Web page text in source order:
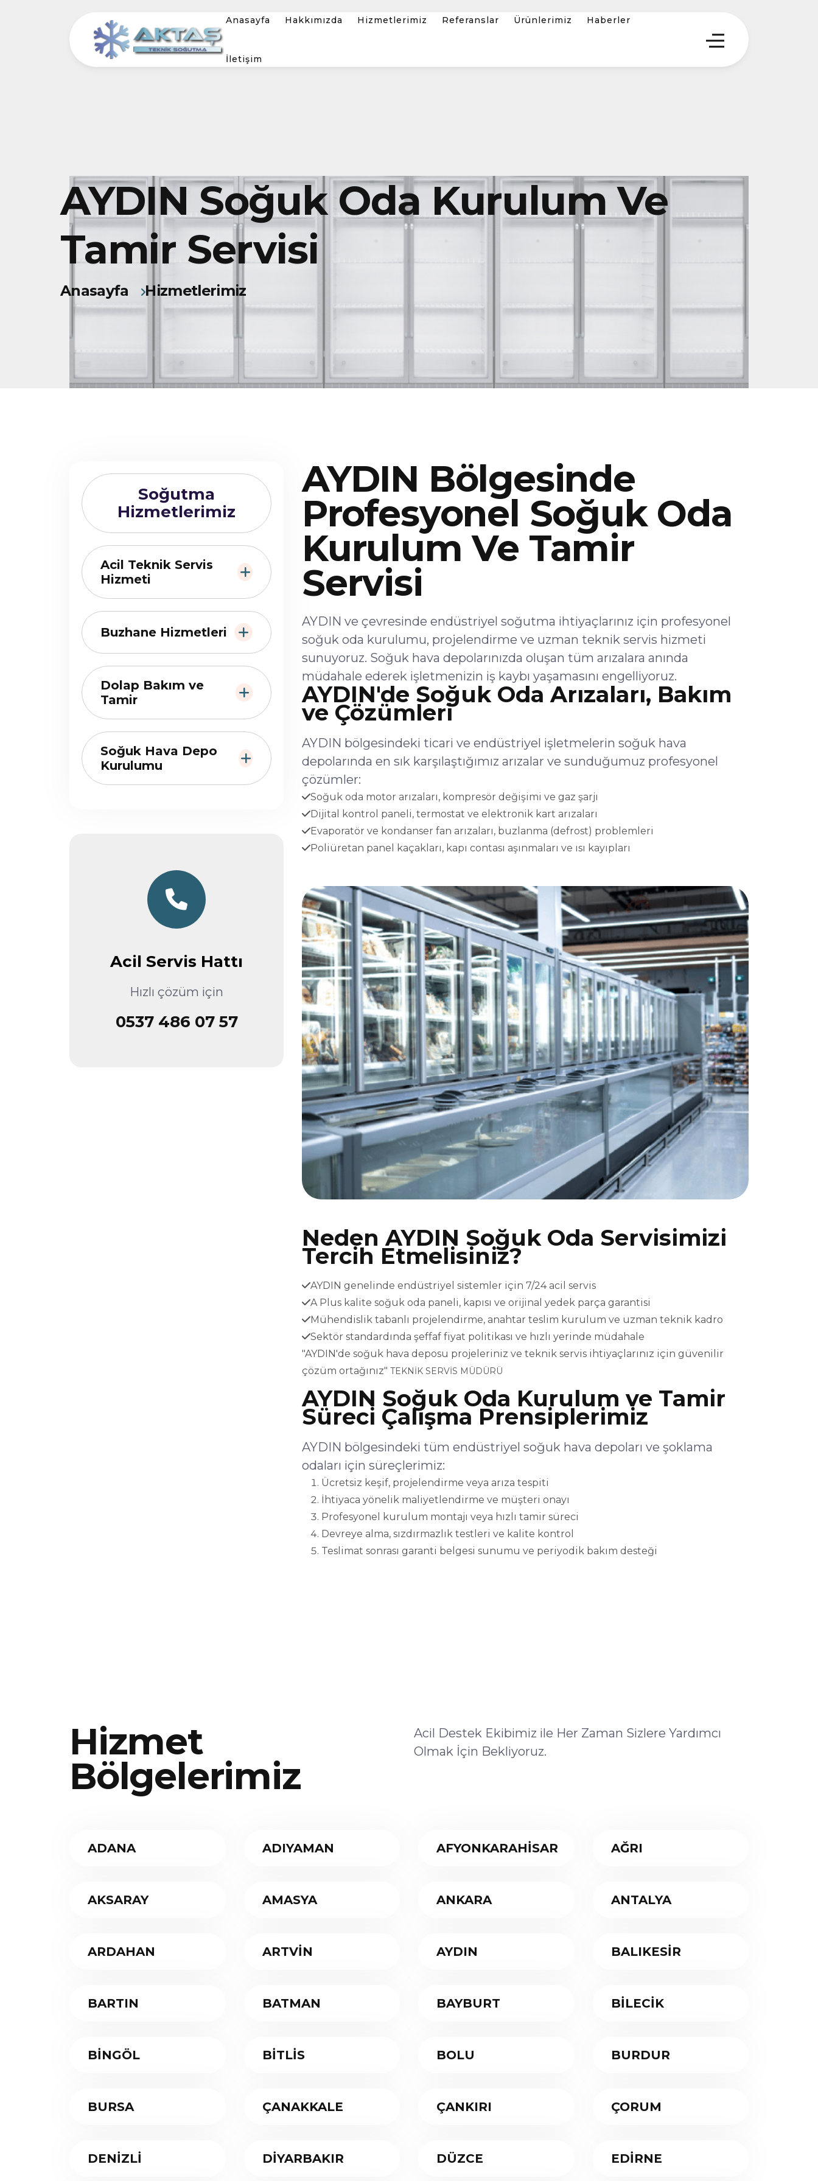
Anasayfa Hakkımızda Hizmetlerimiz Referanslar Ürünlerimiz Haberler
İletişim
AYDIN Soğuk Oda Kurulum Ve
Tamir Servisi
Anasayfa Hizmetlerimiz
Soğutma
Hizmetlerimiz
Acil Teknik Servis
Hizmeti
Buzhane Hizmetleri
Dolap Bakım ve
Tamir
Soğuk Hava Depo
Kurulumu
Acil Servis Hattı
Hızlı çözüm için
0537 486 07 57
AYDIN Bölgesinde
Profesyonel Soğuk Oda
Kurulum Ve Tamir
Servisi
AYDIN ve çevresinde endüstriyel soğutma ihtiyaçlarınız için profesyonel
soğuk oda kurulumu, projelendirme ve uzman teknik servis hizmeti
sunuyoruz. Soğuk hava depolarınızda oluşan tüm arızalara anında
müdahale ederek işletmenizin iş kaybı yaşamasını engelliyoruz.
AYDIN'de Soğuk Oda Arızaları, Bakım
ve Çözümleri
AYDIN bölgesindeki ticari ve endüstriyel işletmelerin soğuk hava
depolarında en sık karşılaştığımız arızalar ve sunduğumuz profesyonel
çözümler:
Soğuk oda motor arızaları, kompresör değişimi ve gaz şarjı
Dijital kontrol paneli, termostat ve elektronik kart arızaları
Evaporatör ve kondanser fan arızaları, buzlanma (defrost) problemleri
Poliüretan panel kaçakları, kapı contası aşınmaları ve ısı kayıpları
Neden AYDIN Soğuk Oda Servisimizi
Tercih Etmelisiniz?
AYDIN genelinde endüstriyel sistemler için 7/24 acil servis
A Plus kalite soğuk oda paneli, kapısı ve orijinal yedek parça garantisi
Mühendislik tabanlı projelendirme, anahtar teslim kurulum ve uzman teknik kadro
Sektör standardında şeffaf fiyat politikası ve hızlı yerinde müdahale
"AYDIN'de soğuk hava deposu projeleriniz ve teknik servis ihtiyaçlarınız için güvenilir
çözüm ortağınız" TEKNİK SERVİS MÜDÜRÜ
AYDIN Soğuk Oda Kurulum ve Tamir
Süreci Çalışma Prensiplerimiz
AYDIN bölgesindeki tüm endüstriyel soğuk hava depoları ve şoklama
odaları için süreçlerimiz:
Ücretsiz keşif, projelendirme veya arıza tespiti
İhtiyaca yönelik maliyetlendirme ve müşteri onayı
Profesyonel kurulum montajı veya hızlı tamir süreci
Devreye alma, sızdırmazlık testleri ve kalite kontrol
Teslimat sonrası garanti belgesi sunumu ve periyodik bakım desteği
Hizmet
Bölgelerimiz
Acil Destek Ekibimiz ile Her Zaman Sizlere Yardımcı
Olmak İçin Bekliyoruz.
ADANA ADIYAMAN AFYONKARAHİSAR AĞRI
AKSARAY AMASYA ANKARA ANTALYA
ARDAHAN ARTVİN AYDIN BALIKESİR
BARTIN BATMAN BAYBURT BİLECİK
BİNGÖL BİTLİS BOLU BURDUR
BURSA ÇANAKKALE ÇANKIRI ÇORUM
DENİZLİ DİYARBAKIR DÜZCE EDİRNE